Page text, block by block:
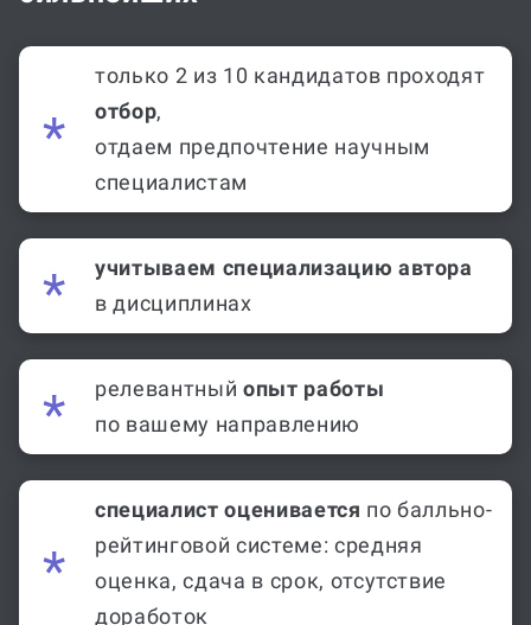
только 2 из 10 кандидатов проходят
отбор,
отдаем предпочтение научным
специалистам
учитываем специализацию автора
в дисциплинах
релевантный опыт работы
по вашему направлению
специалист оценивается по балльно-
рейтинговой системе: средняя
оценка, сдача в срок, отсутствие
доработок